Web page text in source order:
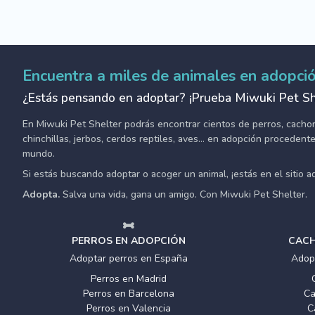
Encuentra a miles de animales en
¿Estás pensando en adoptar? ¡Prueba Miwuki Pet
En Miwuki Pet Shelter podrás encontrar cientos de perros,
chinchillas, jerbos, cerdos reptiles, aves... en adopción
mundo.
Si estás buscando adoptar o acoger un animal, ¡estás en el sitio
Adopta. Salva una vida, gana un amigo. Con Miwuki Pet Shelter.
PERROS EN ADOPCIÓN
Adoptar perros en España
Perros en Madrid
Perros en Barcelona
Perros en Valencia